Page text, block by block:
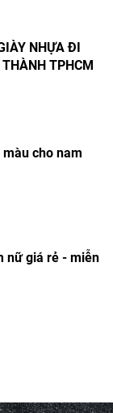
NHỰA ĐI
TPHCM
cho nam
nữ giá rẻ - miễn